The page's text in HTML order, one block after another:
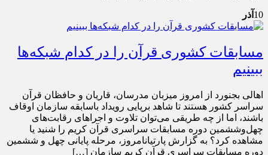
10 آذر
مسابقات کشوری قرآن را در کدام شبکه‌ها
ببینیم
اهالی بجنورد از امروز میزبان مدرسان، قاریان و حافظان قرآن
سراسر کشور هستند تا شاهد برپایی رویداد باسابقه سازمان اوقاف
باشند، اما از چه طریقی می‌توان تلاوت‌ و اجراهای رقابت‌های
چهل‌وششمین دوره مسابقات سراسری قرآن کریم را شنید یا
مشاهده کرد؟ به گزارش پارتیانامروز، مرحله پایانی چهل و ششمین
دوره مسابقات سراسری قرآن کریم سازمان […]